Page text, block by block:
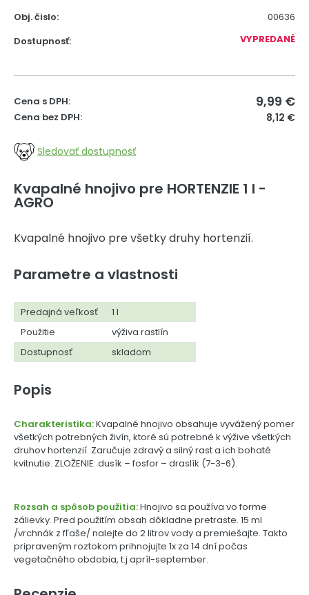
Obj. čislo:
00636
Dostupnosť:
VYPREDANÉ
Cena s DPH: 9,99 €
Cena bez DPH: 8,12 €
Sledovať dostupnosť
Kvapalné hnojivo pre HORTENZIE 1 l -
AGRO
Kvapalné hnojivo pre všetky druhy hortenzií.
Parametre a vlastnosti
Predajná veľkosť
1 l
Použitie
výživa rastlín
Dostupnosť
skladom
Popis
Charakteristika:Kvapalné hnojivo obsahuje vyvážený pomer
všetkých potrebných živín, ktoré sú potrebné k výžive všetkých
druhov hortenzií. Zaručuje zdravý a silný rast a ich bohaté
kvitnutie. ZLOŽENIE: dusík – fosfor – draslík (7-3-6).
Rozsah a spôsob použitia:Hnojivo sa používa vo forme
zálievky. Pred použitím obsah dôkladne pretraste. 15 ml
/vrchnák z fľaše/ nalejte do 2 litrov vody a premiešajte. Takto
pripraveným roztokom prihnojujte 1x za 14 dní počas
vegetačného obdobia, t.j apríl-september.